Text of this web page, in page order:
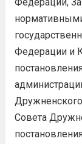
Федерации и
Совета